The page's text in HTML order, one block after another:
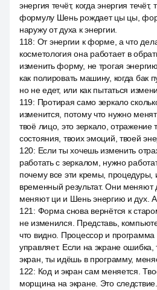
энергия течёт, когда энергия
формулу Шень рождает цы цы,
наружу от духа к энергии.
118: От энергии к форме, а что
косметология она работает в
изменить форму, не трогая
как полировать машину, когда бак
но не едет, или как пытаться
119: Протирая само зеркало
изменится, потому что нужно
твоё лицо, это зеркало, отражение
состояния, твоих эмоций, твоей
120: Если ты хочешь изменить
работать с зеркалом, нужно
почему все эти кремы, процедуры,
временный результат. Они
меняют ци и Шень энергию и дух. А
121 : Форма снова вернётся к
не изменился. Представь,
что видно. Процессор и
управляет. Если на экране
экран, ты идёшь в программу,
122: Код и экран сам меняется.
морщина на экране. Это